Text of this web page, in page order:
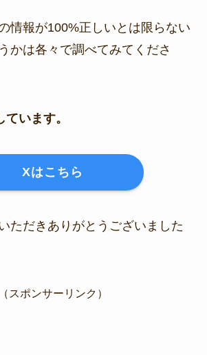
情報が100%正しいとは限らない
かは各々で調べてみてくださ
います。
Xはこちら
ただきありがとうございました
（スポンサーリンク）